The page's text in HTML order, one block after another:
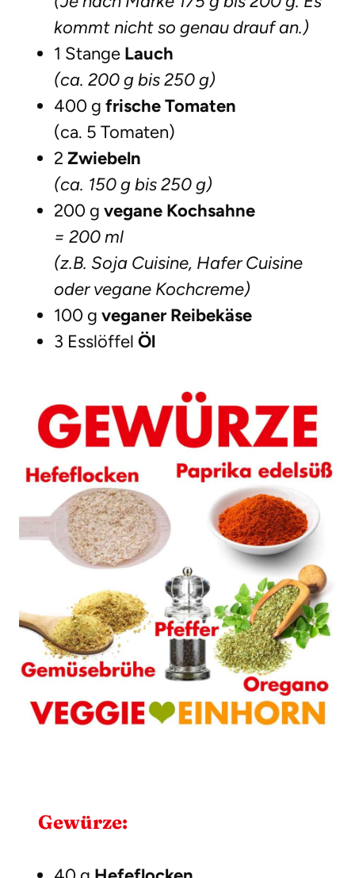
kommt nicht so genau drauf an.)
1 Stange Lauch
(ca. 200 g bis 250 g)
400 g frische Tomaten
(ca. 5 Tomaten)
2 Zwiebeln
(ca. 150 g bis 250 g)
200 g vegane Kochsahne
= 200 ml
(z.B. Soja Cuisine, Hafer Cuisine
oder vegane Kochcreme)
100 g veganer Reibekäse
3 Esslöffel Öl
Gewürze: